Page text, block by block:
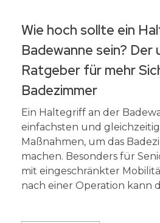
Wie hoch sollte ein
Badewanne sein? Der
Ratgeber für mehr
Badezimmer
Ein Haltegriff an der
einfachsten und
Maßnahmen, um das
machen. Besonders für
mit eingeschränkter
nach einer Operation kann